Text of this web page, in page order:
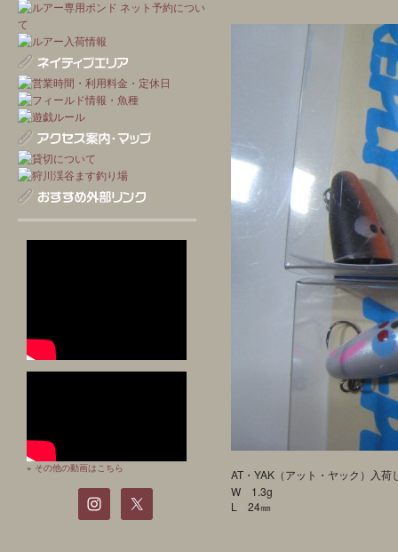
» その他の動画はこちら
AT・YAK（アット・ヤック）入荷
W 1.3g
L 24㎜